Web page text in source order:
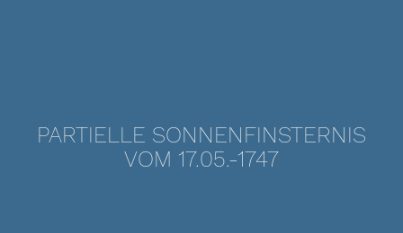
PARTIELLE SONNENFINSTERNIS
VOM 17.05.-1747